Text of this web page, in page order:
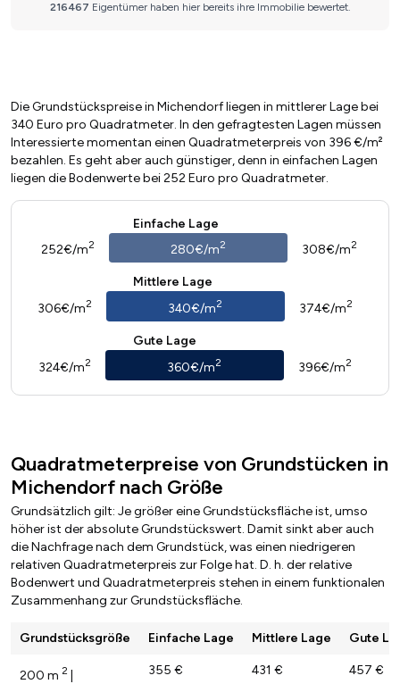
Die Grundstückspreise in Michendorf liegen in mittlerer Lage bei
340 Euro pro Quadratmeter. In den gefragtesten Lagen müssen
Interessierte momentan einen Quadratmeterpreis von 396 €/m²
bezahlen. Es geht aber auch günstiger, denn in einfachen Lagen
liegen die Bodenwerte bei 252 Euro pro Quadratmeter.
Einfache Lage
252€/m2 280€/m2 308€/m2
Mittlere Lage
306€/m2 340€/m2 374€/m2
Gute Lage
324€/m2 360€/m2 396€/m2
Quadratmeterpreise von Grundstücken in
Michendorf nach Größe
Grundsätzlich gilt: Je größer eine Grundstücksfläche ist, umso
höher ist der absolute Grundstückswert. Damit sinkt aber auch
die Nachfrage nach dem Grundstück, was einen niedrigeren
relativen Quadratmeterpreis zur Folge hat. D. h. der relative
Bodenwert und Quadratmeterpreis stehen in einem funktionalen
Zusammenhang zur Grundstücksfläche.
Grundstücksgröße Einfache Lage Mittlere Lage Gute
200 m 2 |
355 € 431 € 457 €